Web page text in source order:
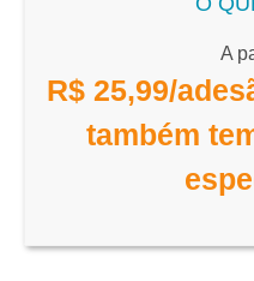
A
R$ 25,99/
também